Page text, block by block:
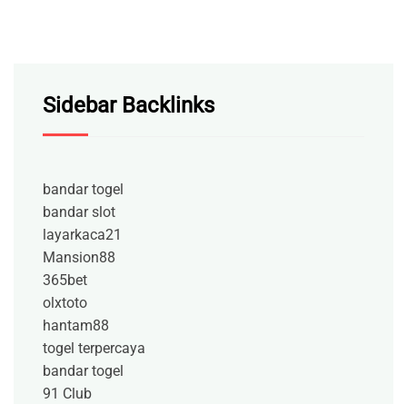
Sidebar Backlinks
bandar togel
bandar slot
layarkaca21
Mansion88
365bet
olxtoto
hantam88
togel terpercaya
bandar togel
91 Club